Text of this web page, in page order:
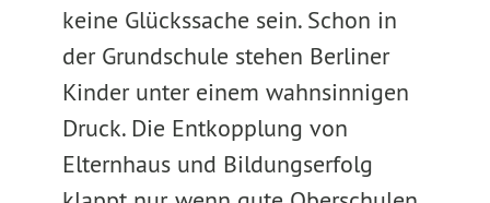
keine Glückssache sein. Schon in
der Grundschule stehen Berliner
Kinder unter einem wahnsinnigen
Druck. Die Entkopplung von
Elternhaus und Bildungserfolg